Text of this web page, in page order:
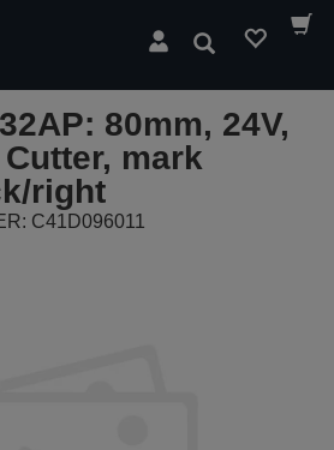
Søg
80mm, 24V,
mark
right
C41D096011